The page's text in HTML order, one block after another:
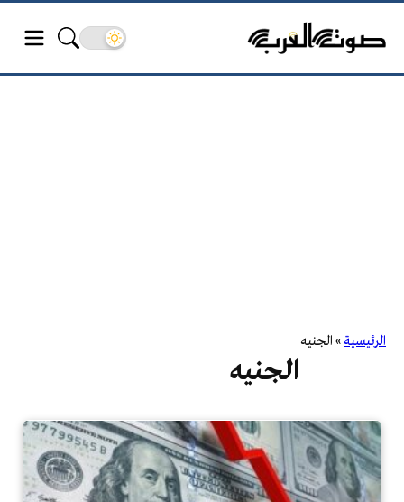
الرئيسية» الجنيه
الجنيه